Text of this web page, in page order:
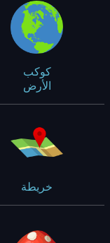
كوكب
الأرض
خريطة